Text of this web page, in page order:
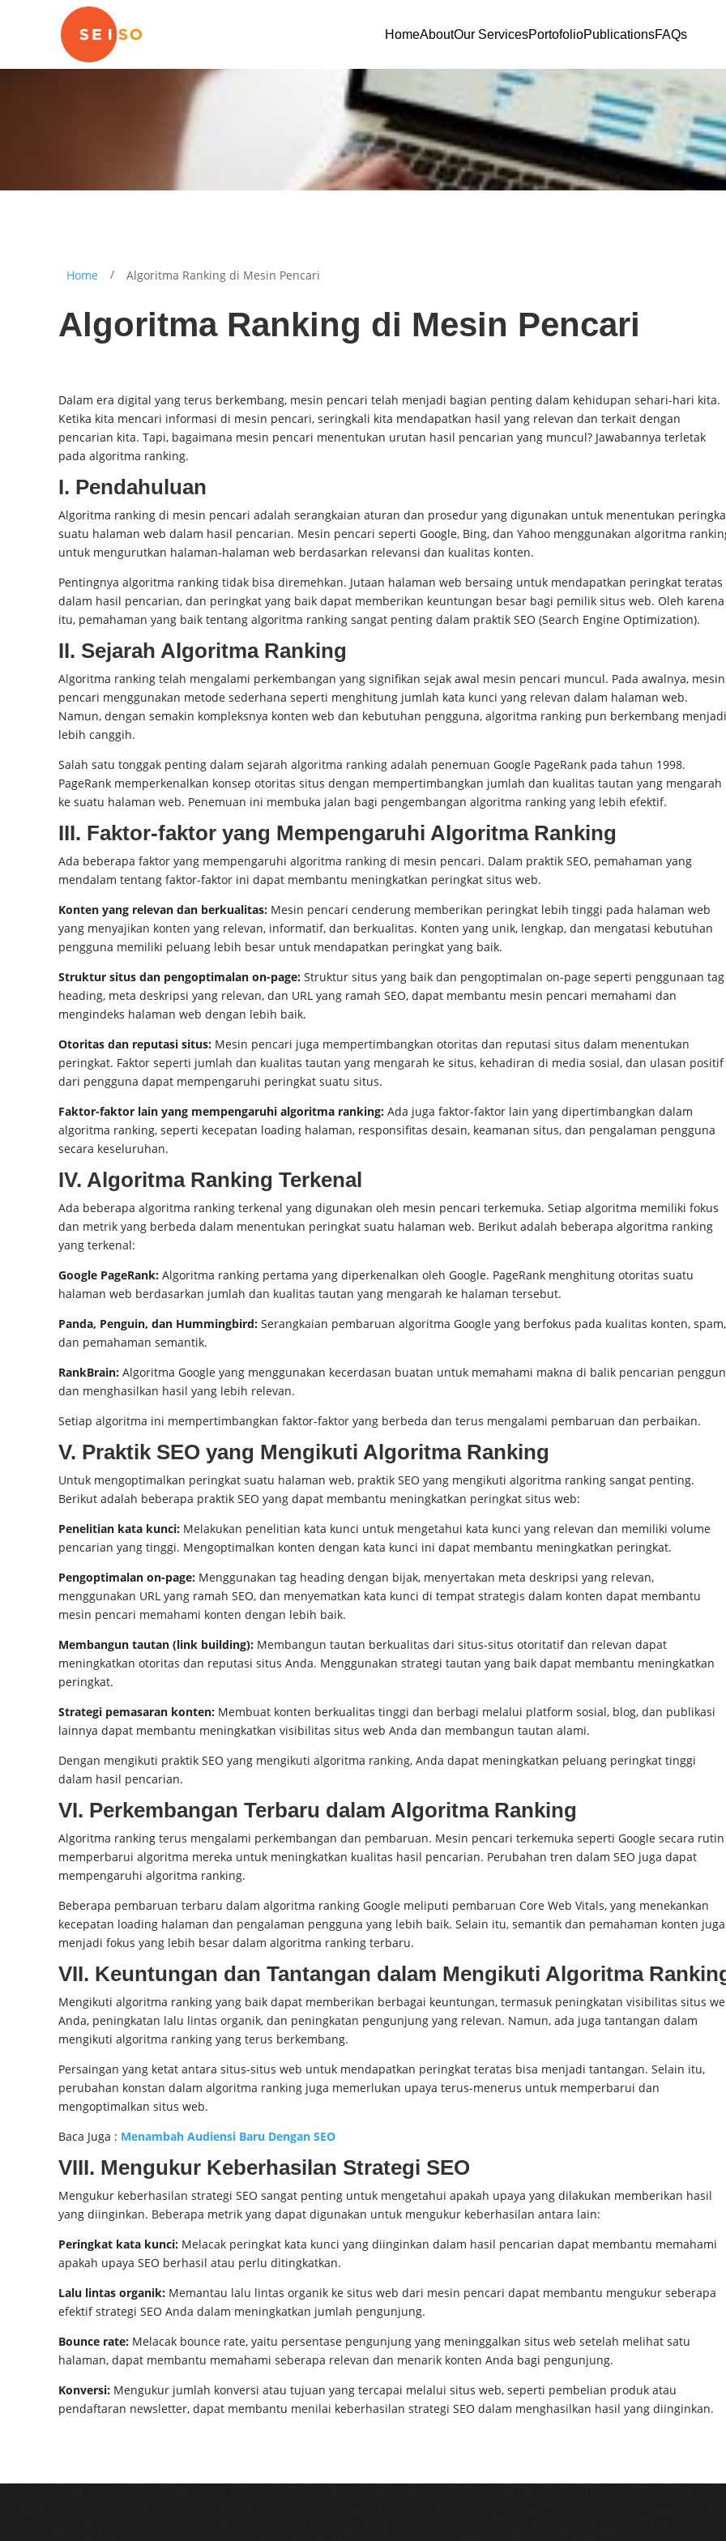
HomeAboutOur ServicesPortofolioPublicationsFAQs
Home / Algoritma Ranking di Mesin Pencari
Algoritma Ranking di Mesin Pencari
Dalam era digital yang terus berkembang, mesin pencari telah menjadi bagian penting dalam kehidupan sehari-hari kita.
Ketika kita mencari informasi di mesin pencari, seringkali kita mendapatkan hasil yang relevan dan terkait dengan
pencarian kita. Tapi, bagaimana mesin pencari menentukan urutan hasil pencarian yang muncul? Jawabannya terletak
pada algoritma ranking.
I. Pendahuluan
Algoritma ranking di mesin pencari adalah serangkaian aturan dan prosedur yang digunakan untuk menentukan
suatu halaman web dalam hasil pencarian. Mesin pencari seperti Google, Bing, dan Yahoo menggunakan algoritma
untuk mengurutkan halaman-halaman web berdasarkan relevansi dan kualitas konten.
Pentingnya algoritma ranking tidak bisa diremehkan. Jutaan halaman web bersaing untuk mendapatkan peringkat teratas
dalam hasil pencarian, dan peringkat yang baik dapat memberikan keuntungan besar bagi pemilik situs web. Oleh karena
itu, pemahaman yang baik tentang algoritma ranking sangat penting dalam praktik SEO (Search Engine Optimization).
II. Sejarah Algoritma Ranking
Algoritma ranking telah mengalami perkembangan yang signifikan sejak awal mesin pencari muncul. Pada awalnya, mesin
pencari menggunakan metode sederhana seperti menghitung jumlah kata kunci yang relevan dalam halaman web.
Namun, dengan semakin kompleksnya konten web dan kebutuhan pengguna, algoritma ranking pun berkembang menjadi
lebih canggih.
Salah satu tonggak penting dalam sejarah algoritma ranking adalah penemuan Google PageRank pada tahun 1998.
PageRank memperkenalkan konsep otoritas situs dengan mempertimbangkan jumlah dan kualitas tautan yang mengarah
ke suatu halaman web. Penemuan ini membuka jalan bagi pengembangan algoritma ranking yang lebih efektif.
III. Faktor-faktor yang Mempengaruhi Algoritma Ranking
Ada beberapa faktor yang mempengaruhi algoritma ranking di mesin pencari. Dalam praktik SEO, pemahaman yang
mendalam tentang faktor-faktor ini dapat membantu meningkatkan peringkat situs web.
Konten yang relevan dan berkualitas: Mesin pencari cenderung memberikan peringkat lebih tinggi pada halaman web
yang menyajikan konten yang relevan, informatif, dan berkualitas. Konten yang unik, lengkap, dan mengatasi kebutuhan
pengguna memiliki peluang lebih besar untuk mendapatkan peringkat yang baik.
Struktur situs dan pengoptimalan on-page: Struktur situs yang baik dan pengoptimalan on-page seperti penggunaan tag
heading, meta deskripsi yang relevan, dan URL yang ramah SEO, dapat membantu mesin pencari memahami dan
mengindeks halaman web dengan lebih baik.
Otoritas dan reputasi situs: Mesin pencari juga mempertimbangkan otoritas dan reputasi situs dalam menentukan
peringkat. Faktor seperti jumlah dan kualitas tautan yang mengarah ke situs, kehadiran di media sosial, dan ulasan positif
dari pengguna dapat mempengaruhi peringkat suatu situs.
Faktor-faktor lain yang mempengaruhi algoritma ranking: Ada juga faktor-faktor lain yang dipertimbangkan dalam
algoritma ranking, seperti kecepatan loading halaman, responsifitas desain, keamanan situs, dan pengalaman pengguna
secara keseluruhan.
IV. Algoritma Ranking Terkenal
Ada beberapa algoritma ranking terkenal yang digunakan oleh mesin pencari terkemuka. Setiap algoritma memiliki fokus
dan metrik yang berbeda dalam menentukan peringkat suatu halaman web. Berikut adalah beberapa algoritma ranking
yang terkenal:
Google PageRank: Algoritma ranking pertama yang diperkenalkan oleh Google. PageRank menghitung otoritas suatu
halaman web berdasarkan jumlah dan kualitas tautan yang mengarah ke halaman tersebut.
Panda, Penguin, dan Hummingbird: Serangkaian pembaruan algoritma Google yang berfokus pada kualitas konten, spam,
dan pemahaman semantik.
RankBrain: Algoritma Google yang menggunakan kecerdasan buatan untuk memahami makna di balik pencarian
dan menghasilkan hasil yang lebih relevan.
Setiap algoritma ini mempertimbangkan faktor-faktor yang berbeda dan terus mengalami pembaruan dan perbaikan.
V. Praktik SEO yang Mengikuti Algoritma Ranking
Untuk mengoptimalkan peringkat suatu halaman web, praktik SEO yang mengikuti algoritma ranking sangat penting.
Berikut adalah beberapa praktik SEO yang dapat membantu meningkatkan peringkat situs web:
Penelitian kata kunci: Melakukan penelitian kata kunci untuk mengetahui kata kunci yang relevan dan memiliki volume
pencarian yang tinggi. Mengoptimalkan konten dengan kata kunci ini dapat membantu meningkatkan peringkat.
Pengoptimalan on-page: Menggunakan tag heading dengan bijak, menyertakan meta deskripsi yang relevan,
menggunakan URL yang ramah SEO, dan menyematkan kata kunci di tempat strategis dalam konten dapat membantu
mesin pencari memahami konten dengan lebih baik.
Membangun tautan (link building): Membangun tautan berkualitas dari situs-situs otoritatif dan relevan dapat
meningkatkan otoritas dan reputasi situs Anda. Menggunakan strategi tautan yang baik dapat membantu meningkatkan
peringkat.
Strategi pemasaran konten: Membuat konten berkualitas tinggi dan berbagi melalui platform sosial, blog, dan publikasi
lainnya dapat membantu meningkatkan visibilitas situs web Anda dan membangun tautan alami.
Dengan mengikuti praktik SEO yang mengikuti algoritma ranking, Anda dapat meningkatkan peluang peringkat tinggi
dalam hasil pencarian.
VI. Perkembangan Terbaru dalam Algoritma Ranking
Algoritma ranking terus mengalami perkembangan dan pembaruan. Mesin pencari terkemuka seperti Google secara rutin
memperbarui algoritma mereka untuk meningkatkan kualitas hasil pencarian. Perubahan tren dalam SEO juga dapat
mempengaruhi algoritma ranking.
Beberapa pembaruan terbaru dalam algoritma ranking Google meliputi pembaruan Core Web Vitals, yang menekankan
kecepatan loading halaman dan pengalaman pengguna yang lebih baik. Selain itu, semantik dan pemahaman konten juga
menjadi fokus yang lebih besar dalam algoritma ranking terbaru.
VII. Keuntungan dan Tantangan dalam Mengikuti Algoritma
Mengikuti algoritma ranking yang baik dapat memberikan berbagai keuntungan, termasuk peningkatan visibilitas situs
Anda, peningkatan lalu lintas organik, dan peningkatan pengunjung yang relevan. Namun, ada juga tantangan dalam
mengikuti algoritma ranking yang terus berkembang.
Persaingan yang ketat antara situs-situs web untuk mendapatkan peringkat teratas bisa menjadi tantangan. Selain itu,
perubahan konstan dalam algoritma ranking juga memerlukan upaya terus-menerus untuk memperbarui dan
mengoptimalkan situs web.
Baca Juga : Menambah Audiensi Baru Dengan SEO
VIII. Mengukur Keberhasilan Strategi SEO
Mengukur keberhasilan strategi SEO sangat penting untuk mengetahui apakah upaya yang dilakukan memberikan hasil
yang diinginkan. Beberapa metrik yang dapat digunakan untuk mengukur keberhasilan antara lain:
Peringkat kata kunci: Melacak peringkat kata kunci yang diinginkan dalam hasil pencarian dapat membantu memahami
apakah upaya SEO berhasil atau perlu ditingkatkan.
Lalu lintas organik: Memantau lalu lintas organik ke situs web dari mesin pencari dapat membantu mengukur seberapa
efektif strategi SEO Anda dalam meningkatkan jumlah pengunjung.
Bounce rate: Melacak bounce rate, yaitu persentase pengunjung yang meninggalkan situs web setelah melihat satu
halaman, dapat membantu memahami seberapa relevan dan menarik konten Anda bagi pengunjung.
Konversi: Mengukur jumlah konversi atau tujuan yang tercapai melalui situs web, seperti pembelian produk atau
pendaftaran newsletter, dapat membantu menilai keberhasilan strategi SEO dalam menghasilkan hasil yang diinginkan.